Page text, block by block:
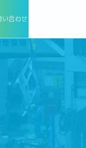
い合わせ